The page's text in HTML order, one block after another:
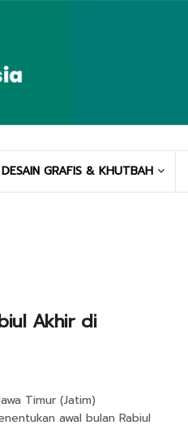
DESAIN GRAFIS & KHUTBAH
Akhir di
Timur (Jatim)
awal bulan Rabiul